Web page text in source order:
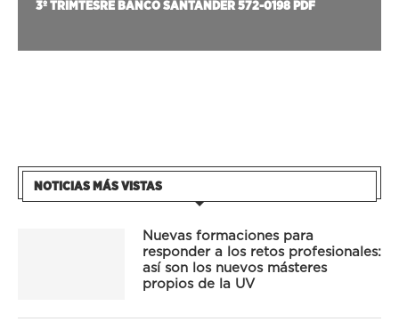
3º TRIMTESRE BANCO SANTANDER 572-0198 PDF
NOTICIAS MÁS VISTAS
Nuevas formaciones para
responder a los retos profesionales:
así son los nuevos másteres
propios de la UV